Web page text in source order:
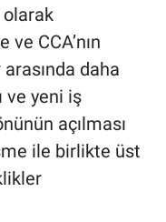
olarak
CCA’nın
daha
ve yeni iş
açılması
ile birlikte üst